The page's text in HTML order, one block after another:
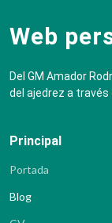
Web
Del GM Amador
del ajedrez a través
Principal
Portada
Blog